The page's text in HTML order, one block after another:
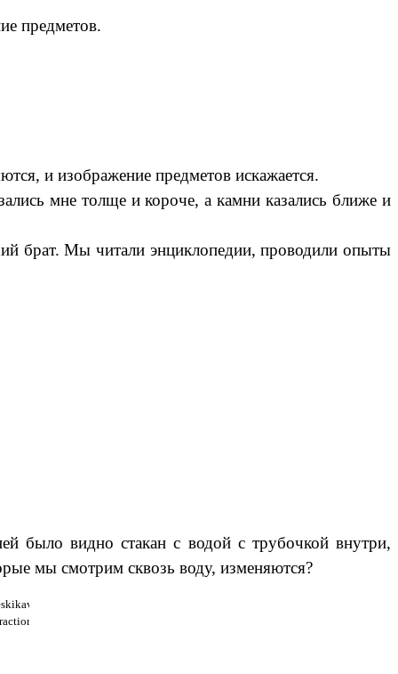
предметов.
и изображение предметов искажается.
мне толще и короче, а камни казались ближе и
брат. Мы читали энциклопедии, проводили опыты
было видно стакан с водой с трубочкой внутри,
мы смотрим сквозь воду, изменяются?